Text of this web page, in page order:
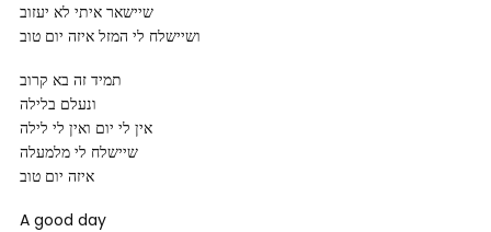
שיישאר איתי לא יעזוב
ושיישלח לי המזל איזה יום טוב
תמיד זה בא קרוב
ונעלם בלילה
אין לי יום ואין לי לילה
שיישלח לי מלמעלה
איזה יום טוב
A good day